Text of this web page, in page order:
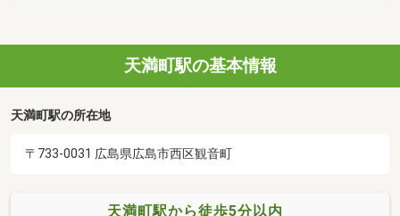
天満町駅の基本情報
天満町駅の所在地
〒733-0031 広島県広島市西区観音町
天満町駅から徒歩5分以内